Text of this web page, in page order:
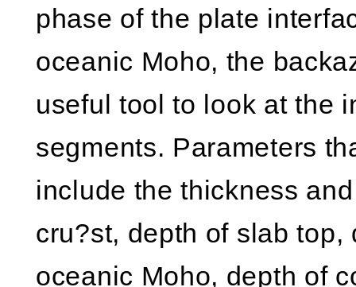
phase of the plate
oceanic Moho, the
useful tool to look at the
segments. Parameters
include the thickness
cru?st, depth of slab
oceanic Moho, depth of